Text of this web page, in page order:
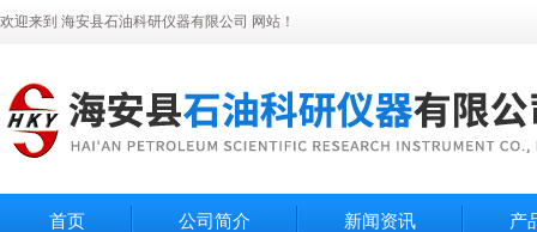
欢迎来到 海安县石油科研仪器有限公司 网站！
首页 公司简介 新闻资讯 产